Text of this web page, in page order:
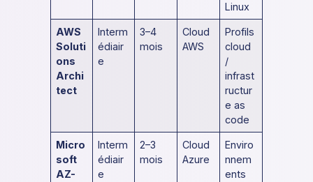
Linux
AWS
Soluti
ons
Archi
tect
Interm
édiair
e
3–4
mois
Cloud
AWS
Profils
cloud
/
infrast
ructur
e as
code
Micro
soft
AZ-
Interm
édiair
e
2–3
mois
Cloud
Azure
Enviro
nnem
ents